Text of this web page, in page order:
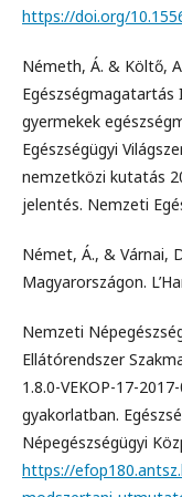
https://doi.org/
Németh, Á. & Költő,
Egészségmagatartás
gyermekek
Egészségügyi
nemzetközi kutatás
jelentés. Nemzeti
Német, Á., & Várnai,
Magyarországon.
Nemzeti
Ellátórendszer
1.8.0-VEKOP-17-
gyakorlatban.
Népegészségügyi
https://